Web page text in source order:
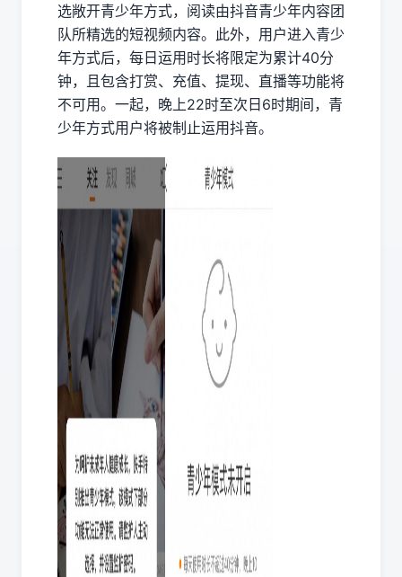
选敞开青少年方式，阅读由抖音青少年内容团
队所精选的短视频内容。此外，用户进入青少
年方式后，每日运用时长将限定为累计40分
钟，且包含打赏、充值、提现、直播等功能将
不可用。一起，晚上22时至次日6时期间，青
少年方式用户将被制止运用抖音。